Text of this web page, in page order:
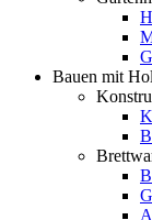
Bauen mit